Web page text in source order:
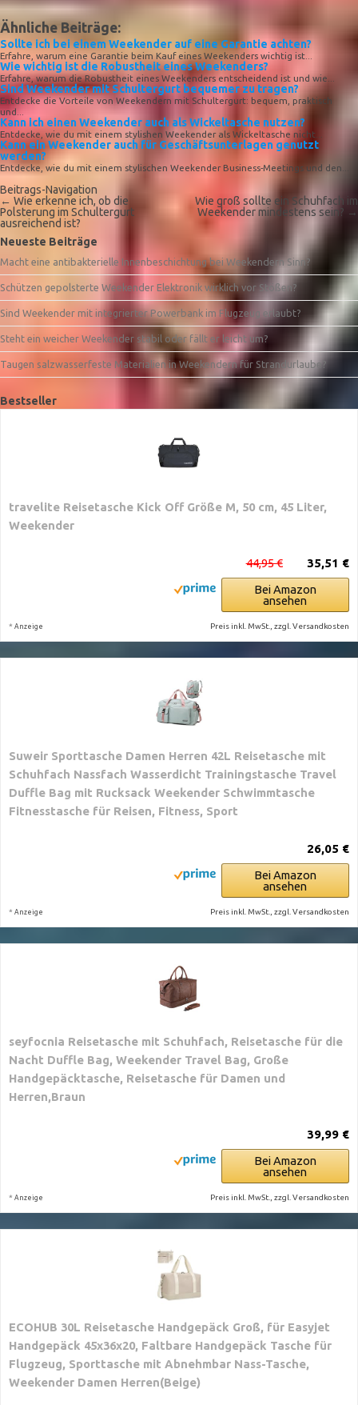
Ähnliche Beiträge:
Sollte ich bei einem Weekender auf eine Garantie achten?
Erfahre, warum eine Garantie beim Kauf eines Weekenders wichtig ist...
Wie wichtig ist die Robustheit eines Weekenders?
Erfahre, warum die Robustheit eines Weekenders entscheidend ist und wie...
Sind Weekender mit Schultergurt bequemer zu tragen?
Entdecke die Vorteile von Weekendern mit Schultergurt: bequem, praktisch
und...
Kann ich einen Weekender auch als Wickeltasche nutzen?
Entdecke, wie du mit einem stylishen Weekender als Wickeltasche nicht...
Kann ein Weekender auch für Geschäftsunterlagen genutzt
werden?
Entdecke, wie du mit einem stylischen Weekender Business-Meetings und den...
Beitrags-Navigation
← Wie erkenne ich, ob die
Polsterung im Schultergurt
ausreichend ist?
Wie groß sollte ein Schuhfach im
Weekender mindestens sein? →
Neueste Beiträge
Macht eine antibakterielle Innenbeschichtung bei Weekendern Sinn?
Schützen gepolsterte Weekender Elektronik wirklich vor Stößen?
Sind Weekender mit integrierter Powerbank im Flugzeug erlaubt?
Steht ein weicher Weekender stabil oder fällt er leicht um?
Taugen salzwasserfeste Materialien in Weekendern für Strandurlaube?
Bestseller
travelite Reisetasche Kick Off Größe M, 50 cm, 45 Liter,
Weekender
35,51 €
44,95 €
Bei Amazon
ansehen
* Anzeige Preis inkl. MwSt., zzgl. Versandkosten
Suweir Sporttasche Damen Herren 42L Reisetasche mit
Schuhfach Nassfach Wasserdicht Trainingstasche Travel
Duffle Bag mit Rucksack Weekender Schwimmtasche
Fitnesstasche für Reisen, Fitness, Sport
26,05 €
Bei Amazon
ansehen
* Anzeige Preis inkl. MwSt., zzgl. Versandkosten
seyfocnia Reisetasche mit Schuhfach, Reisetasche für die
Nacht Duffle Bag, Weekender Travel Bag, Große
Handgepäcktasche, Reisetasche für Damen und
Herren,Braun
39,99 €
Bei Amazon
ansehen
* Anzeige Preis inkl. MwSt., zzgl. Versandkosten
ECOHUB 30L Reisetasche Handgepäck Groß, für Easyjet
Handgepäck 45x36x20, Faltbare Handgepäck Tasche für
Flugzeug, Sporttasche mit Abnehmbar Nass-Tasche,
Weekender Damen Herren(Beige)